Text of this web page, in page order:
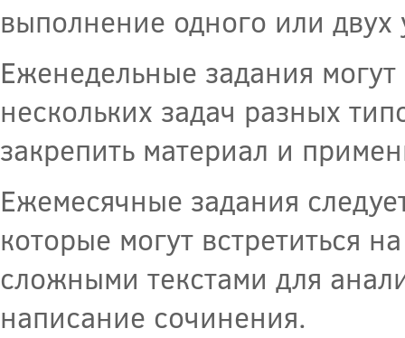
выполнение одного или
Еженедельные задания
нескольких задач разных
закрепить материал и
Ежемесячные задания
которые могут встретиться
сложными текстами для
написание сочинения.